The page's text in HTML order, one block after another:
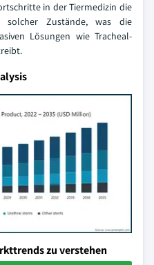
in der Tiermedizin die
solcher Zustände, was die
Lösungen wie Tracheal-
zu verstehen